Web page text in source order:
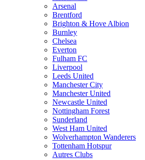
Arsenal
Brentford
Brighton & Hove Albion
Burnley
Chelsea
Everton
Fulham FC
Liverpool
Leeds United
Manchester City
Manchester United
Newcastle United
Nottingham Forest
Sunderland
West Ham United
Wolverhampton Wanderers
Tottenham Hotspur
Autres Clubs